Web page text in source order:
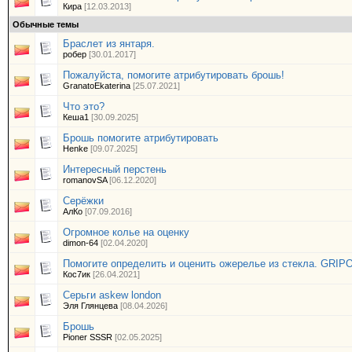
Кира [12.03.2013]
Обычные темы
Браслет из янтаря.
робер [30.01.2017]
Пожалуйста, помогите атрибутировать брошь!
GranatoEkaterina [25.07.2021]
Что это?
Кеша1 [30.09.2025]
Брошь помогите атрибутировать
Henke [09.07.2025]
Интересный перстень
romanovSA [06.12.2020]
Серёжки
АлКо [07.09.2016]
Огромное колье на оценку
dimon-64 [02.04.2020]
Помогите определить и оценить ожерелье из стекла.
Кос7ик [26.04.2021]
Серьги askew london
Эля Глянцева [08.04.2026]
Брошь
Pioner SSSR [02.05.2025]